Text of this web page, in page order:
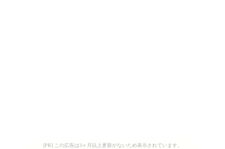
[PR] この広告は3ヶ月以上更新がないため表示されています。